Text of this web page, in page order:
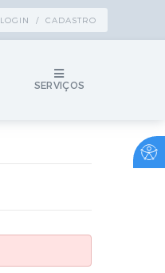
LOGIN / CADASTRO
SERVIÇOS